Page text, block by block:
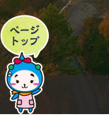
ペ
ー
ジ